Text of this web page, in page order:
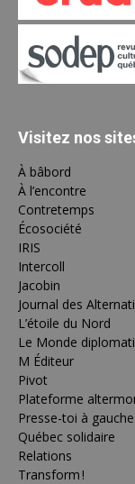
Visitez nos
À bâbord
À l’encontre
Contretemps
Écosociété
IRIS
Intercoll
Jacobin
Journal des
L’étoile du Nord
Le Monde
M Éditeur
Pivot
Plateforme
Presse-toi à gauche
Québec solidaire
Relations
Transform !